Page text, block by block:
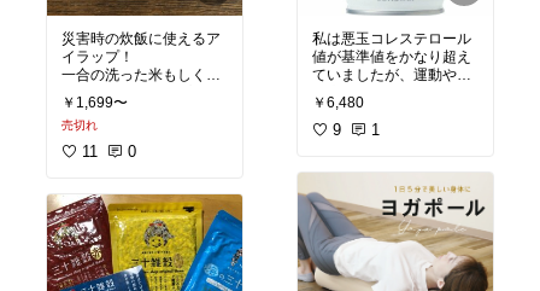
災害時の炊飯に使えるア
イラップ！
一合の洗った米もしくは
無洗米をアイラップにい
れて 200mlの水を20分程
吸水させて、アイラップ
の口をねじり、鍋で湯を
まま20分蒸らすとご飯が
炊き上がります！
とっても便利です。是非
#オリジナル写真 #キッチ
￥1,699〜
売切れ
11 0
#オリジナル写真 #透明感
#成分重視
私は悪玉コレステロール
値が基準値をかなり超え
ていましたが、運動や食
事療法で下げました。
その際にこの【緑でサラ
ナ】も合わせて飲み始め
役割にもなり、特定保健
用食品です！これは飲み
やすくておいしいです！
ぜひお試しください。
￥6,480
9 1